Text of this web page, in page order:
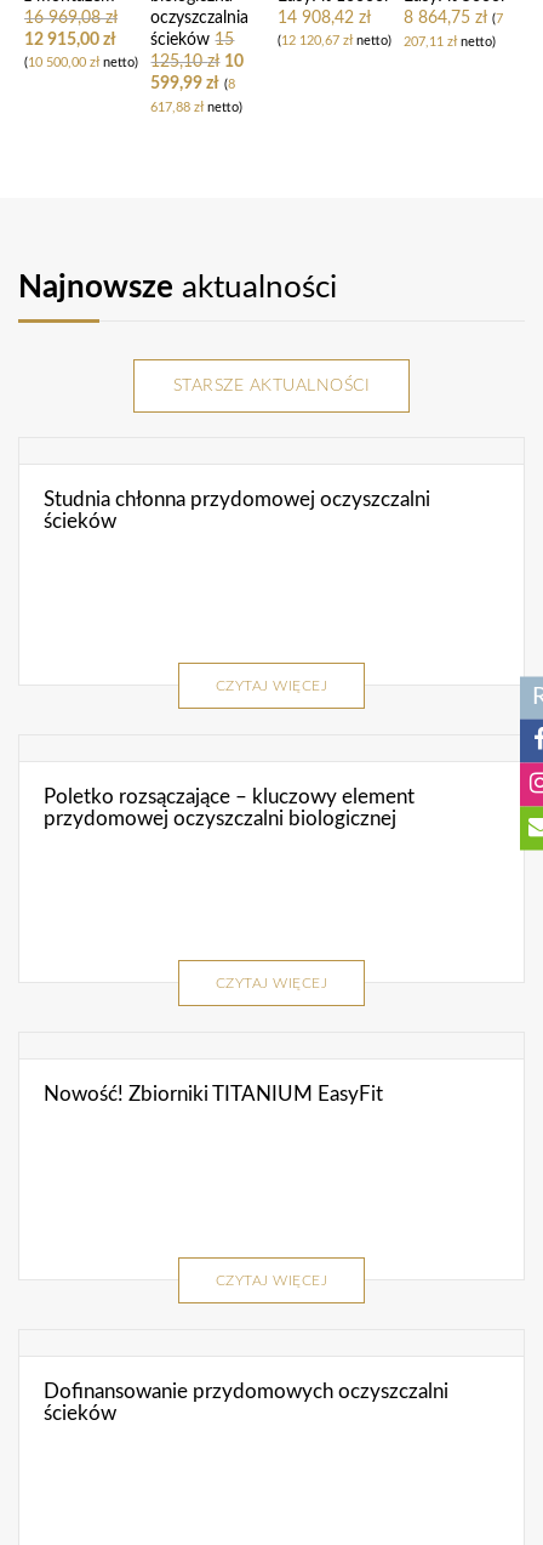
16 969,08zł
12 915,00 zł
(10 500,00 złnetto)
oczyszczalnia
ścieków 15
125,10zł 10
599,99zł (8
617,88złnetto)
14 908,42 zł
(12 120,67 złnetto)
8 864,75zł (7
207,11złnetto)
Najnowsze aktualności
STARSZE AKTUALNOŚCI
Studnia chłonna przydomowej oczyszczalni
ścieków
CZYTAJ WIĘCEJ
Poletko rozsączające – kluczowy element
przydomowej oczyszczalni biologicznej
CZYTAJ WIĘCEJ
Nowość! Zbiorniki TITANIUM EasyFit
CZYTAJ WIĘCEJ
Dofinansowanie przydomowych oczyszczalni
ścieków